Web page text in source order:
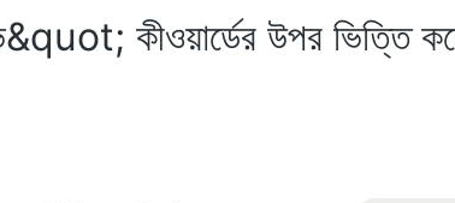
কীওয়ার্ডের উপর ভিত্তি করে